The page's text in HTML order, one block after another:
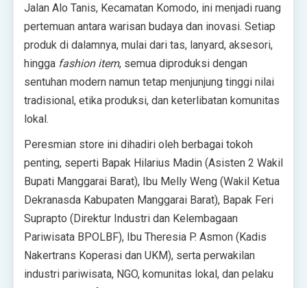
Jalan Alo Tanis, Kecamatan Komodo, ini menjadi ruang
pertemuan antara warisan budaya dan inovasi. Setiap
produk di dalamnya, mulai dari tas, lanyard, aksesori,
hingga fashion item, semua diproduksi dengan
sentuhan modern namun tetap menjunjung tinggi nilai
tradisional, etika produksi, dan keterlibatan komunitas
lokal.
Peresmian store ini dihadiri oleh berbagai tokoh
penting, seperti Bapak Hilarius Madin (Asisten 2 Wakil
Bupati Manggarai Barat), Ibu Melly Weng (Wakil Ketua
Dekranasda Kabupaten Manggarai Barat), Bapak Feri
Suprapto (Direktur Industri dan Kelembagaan
Pariwisata BPOLBF), Ibu Theresia P. Asmon (Kadis
Nakertrans Koperasi dan UKM), serta perwakilan
industri pariwisata, NGO, komunitas lokal, dan pelaku